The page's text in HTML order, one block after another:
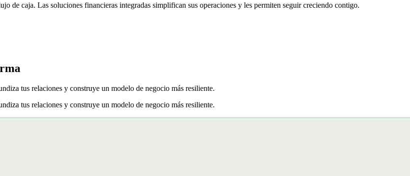
de caja. Las soluciones financieras integradas simplifican sus operaciones y les permiten seguir creciendo contigo.
tus relaciones y construye un modelo de negocio más resiliente.
tus relaciones y construye un modelo de negocio más resiliente.